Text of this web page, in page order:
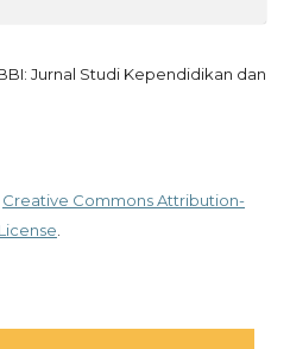
Jurnal Studi Kependidikan dan
Creative Commons Attribution-